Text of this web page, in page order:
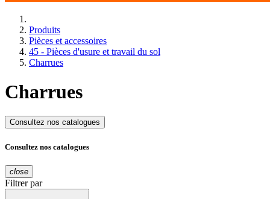
Produits
Pièces et accessoires
45 - Pièces d'usure et travail du sol
Charrues
Charrues
Consultez nos catalogues
Consultez nos catalogues
close
Filtrer par